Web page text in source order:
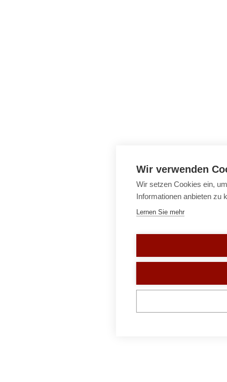
Wir verwenden
Wir setzen Cookies ein,
Informationen anbieten zu
Lernen Sie mehr